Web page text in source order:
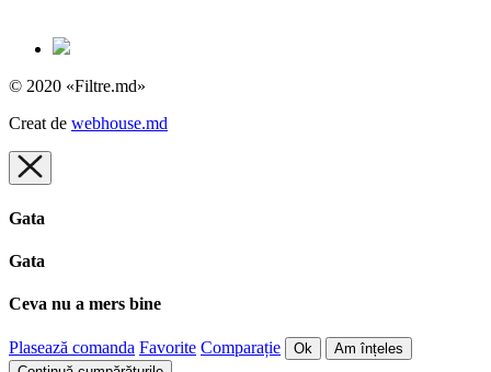
© 2020 «Filtre.md»
Creat de webhouse.md
Gata
Gata
Ceva nu a mers bine
Plasează comanda Favorite Comparație Ok
Am înțeles